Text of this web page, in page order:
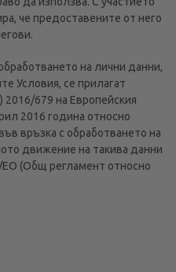
че предоставените от него
на лични данни,
Условия, се прилагат
2016/679 на Европейския
2016 година относно
връзка с обработването на
движение на такива данни
(Общ регламент относно